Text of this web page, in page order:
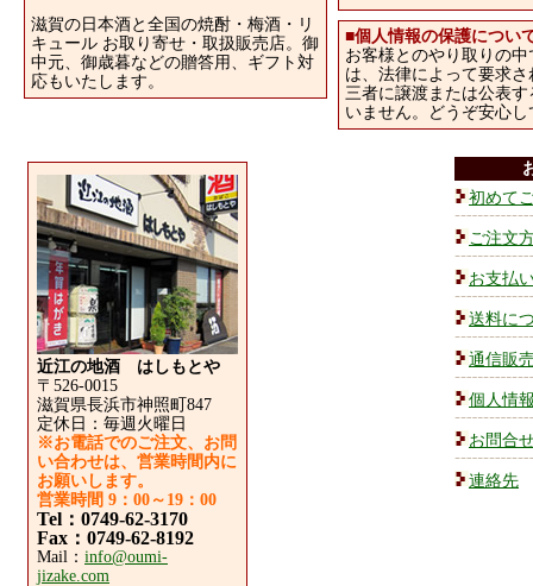
滋賀の日本酒と全国の焼酎・梅酒・リ
キュール お取り寄せ・取扱販売店。御
中元、御歳暮などの贈答用、ギフト対
応もいたします。
■個人情報の保護につい
お客様とのやり取りの
は、法律によって要求
三者に譲渡または公表
いません。どうぞ安心
近江の地酒 はしもとや
〒526-0015
滋賀県長浜市神照町847
定休日：毎週火曜日
※お電話でのご注文、お問
い合わせは、営業時間内に
お願いします。
営業時間 9：00～19：00
Tel：0749-62-3170
Fax：0749-62-8192
Mail： info@oumi-
jizake.com
初めて
ご注文
お支払
送料に
通信販
個人情
お問合
連絡先